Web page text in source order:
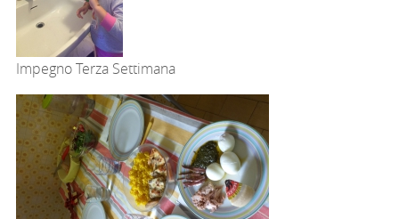
Impegno Terza Settimana